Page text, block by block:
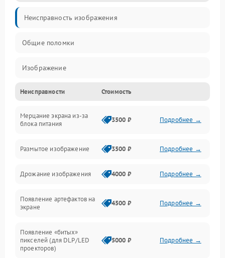
Неисправность изображения
Общие поломки
Изображение
Лампа подсветки
Неисправность управления и интерфейсов
Неисправности Стоимость
Мерцание экрана из-за
блока питания
3500 ₽ Подробнее →
Размытое изображение 3500 ₽ Подробнее →
Дрожание изображения 4000 ₽ Подробнее →
Появление артефактов на
экране
4500 ₽ Подробнее →
Появление «битых»
пикселей (для DLP/LED
проекторов)
5000 ₽ Подробнее →